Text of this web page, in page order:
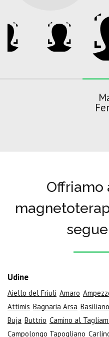
Offriamo
Udine
Aiello del Friuli Amaro
Attimis Bagnaria Arsa Basiliano
Buja Buttrio Camino al
Campolongo Tapogliano